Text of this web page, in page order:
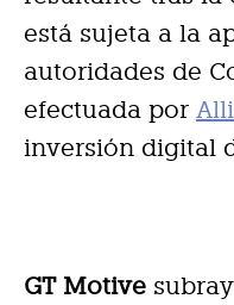
está sujeta a la
autoridades de
efectuada por
inversión digital
GT Motive